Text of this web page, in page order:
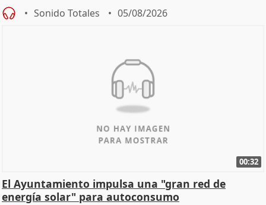
Sonido Totales 05/08/2026
00:32
El Ayuntamiento impulsa una "gran red de
energía solar" para autoconsumo